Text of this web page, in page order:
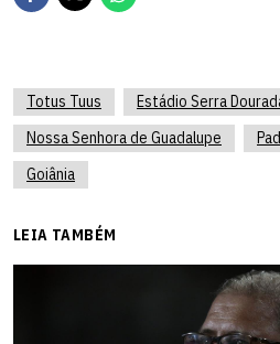
Totus Tuus Estádio Serra
Nossa Senhora de Guadalupe
Goiânia
LEIA TAMBÉM